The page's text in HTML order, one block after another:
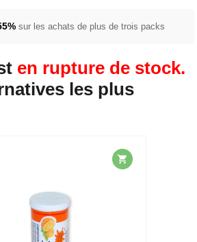
sur les achats de plus de trois packs
en rupture de stock.
les plus